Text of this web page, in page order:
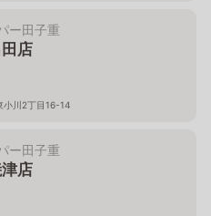
ー田子重
店
小川2丁目16-14
ー田子重
店